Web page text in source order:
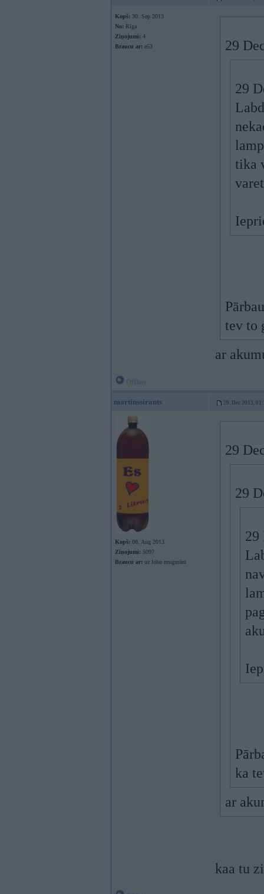
Kopš: 30. Sep 2013
No: Rīga
Ziņojumi: 4
Braucu ar: e53 29
29
tika
tev to
ar
martinssirants 29. Dec 2013,
Kopš: 08. Aug 2013
Ziņojumi: 5097
Braucu ar: uz lohu mugurām
29
29
29
ka
ar
kaa tu